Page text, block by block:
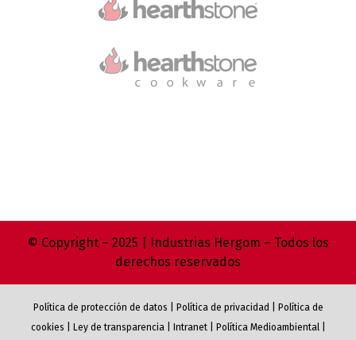
© Copyright – 2025 | Industrias Hergom – Todos los
derechos reservados
Política de protección de datos Política de privacidad
Política de
cookies
Ley de transparencia| Intranet| Política Medioambiental|